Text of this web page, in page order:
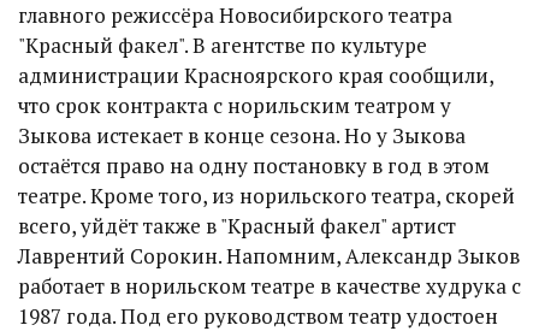
главного режиссёра Новосибирского театра
"Красный факел". В агентстве по культуре
администрации Красноярского края сообщили,
что срок контракта с норильским театром у
Зыкова истекает в конце сезона. Но у Зыкова
остаётся право на одну постановку в год в этом
театре. Кроме того, из норильского театра, скорей
всего, уйдёт также в "Красный факел" артист
Лаврентий Сорокин. Напомним, Александр Зыков
работает в норильском театре в качестве худрука с
1987 года. Под его руководством театр удостоен